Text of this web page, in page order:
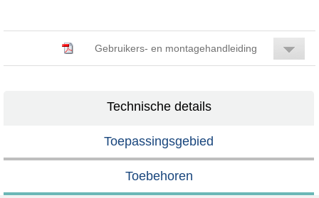
Gebruikers- en montagehandleiding
Technische details
Toepassingsgebied
Toebehoren